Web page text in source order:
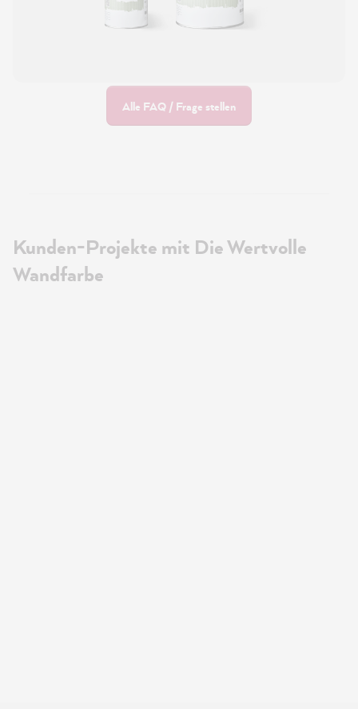
Alle FAQ / Frage stellen
Kunden-Projekte mit Die Wertvolle
Wandfarbe